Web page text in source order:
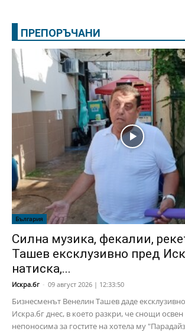
ПРЕПОРЪЧАНИ
България
Силна музика, фекалии,
Ташев ексклузивно пред
натиска,...
Искра.бг - 09 август 2026 | 12:33:50
Бизнесменът Венелин Ташев даде
Искра.бг днес, в което разкри, че снощи освен
непоносима за гостите на хотела му